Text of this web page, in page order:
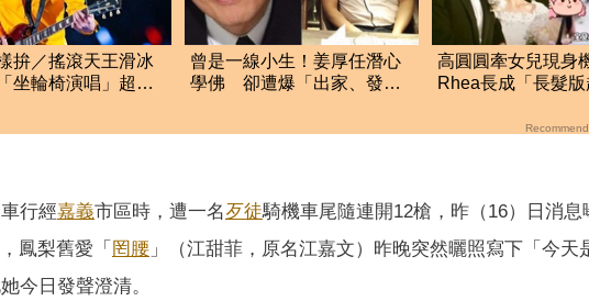
拚／搖滾天王滑冰
輪椅演唱」超敬
曾是一線小生！姜厚任潛心
學佛 卻遭爆「出家、發瘋
高圓圓牽女兒現身
Rhea長成「長髮
行經嘉義市區時，遭一名歹徒騎機車尾隨連開12槍，昨（16）日消息
鳳梨舊愛「 罔腰 」（江甜菲，原名江嘉文）昨晚突然曬照寫下「今天
今日發聲澄清。